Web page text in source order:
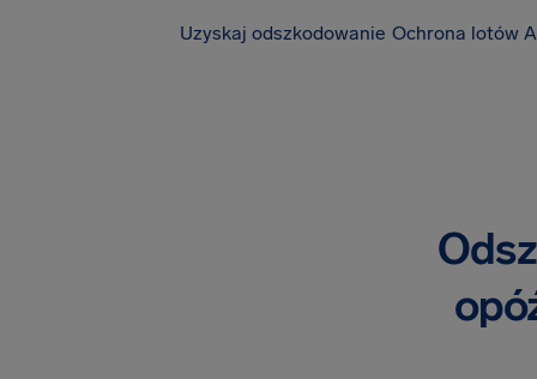
Uzyskaj odszkodowanie Ochrona lotów